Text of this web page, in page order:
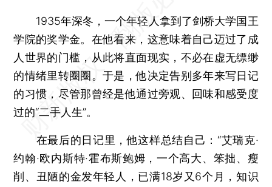
1935年深冬，一个年轻人拿到了剑桥大学国王
学院的奖学金。在他看来，这意味着自己迈过了成
人世界的门槛，从此将直面现实，不必在虚无缥缈
的情绪里转圈圈。于是，他决定告别多年来写日记
的习惯，尽管那曾经是他通过旁观、回味和感受度
过的“二手人生”。
在最后的日记里，他这样总结自己：“艾瑞克·
约翰·欧内斯特·霍布斯鲍姆，一个高大、笨拙、瘦
削、丑陋的金发年轻人，已满18岁又6个月，知识